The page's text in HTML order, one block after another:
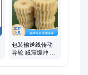
包装输送线传动
导轮 减震缓冲 嵌